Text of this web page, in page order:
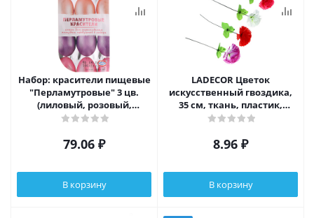
Набор: красители пищевые
"Перламутровые" 3 цв.
(лиловый, розовый,
персиковый), перчатки п/э
79.06 ₽
В корзину
LADECOR Цветок
искусственный гвоздика,
35 см, ткань, пластик,
железная проволока, 4
8.96 ₽
В корзину